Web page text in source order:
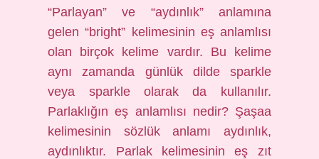
“Parlayan” ve “aydınlık” anlamına
gelen “bright” kelimesinin eş anlamlısı
olan birçok kelime vardır. Bu kelime
aynı zamanda günlük dilde sparkle
veya sparkle olarak da kullanılır.
Parlaklığın eş anlamlısı nedir? Şaşaa
kelimesinin sözlük anlamı aydınlık,
aydınlıktır. Parlak kelimesinin eş zıt